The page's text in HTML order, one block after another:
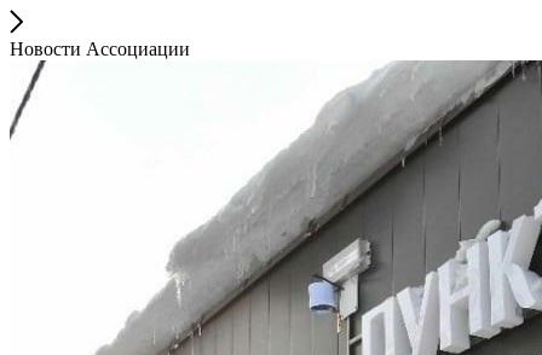
Новости Ассоциации